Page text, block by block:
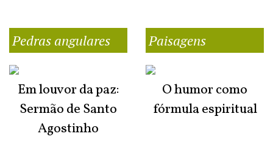
Pedras angulares
Em louvor da paz:
Sermão de Santo
Agostinho
Paisagens
O humor como
fórmula espiritual